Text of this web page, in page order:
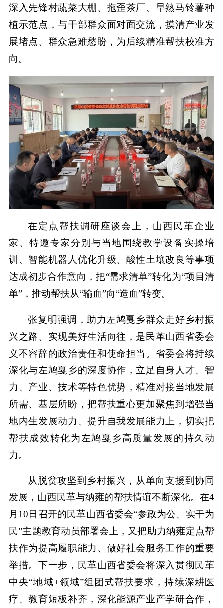
深入先锋村蔬菜大棚、拖歪茶厂、早熟马铃薯种
植示范点，与干部群众面对面交流，摸清产业发
展堵点、群众急难愁盼，为后续精准帮扶校准方
向。
在定点帮扶调研座谈会上，山西民革企业
家、特邀专家分别与当地围绕教学设备实操培
训、智能机器人优化升级、酸性土壤改良等事项
达成初步合作意向，把“需求清单”转化为“项目清
单”，推动帮扶从“输血”向“造血”转变。
张复明强调，助力左鸠戛乡群众走好乡村振
兴之路、实现美好生活向往，是民革山西省委会
义不容辞的政治责任和使命担当。省委会将持续
深化与左鸠戛乡的深度协作，立足自身人才、智
力、产业、技术等特色优势，精准对接当地发展
所需、基层所盼，把帮扶重心更加聚焦到增强当
地内生发展动力、提升自我发展能力上，切实把
帮扶成效转化为左鸠戛乡高质量发展的持久动
力。
从脱贫攻坚到乡村振兴，从单向支援到协同
发展，山西民革与纳雍的帮扶情谊不断深化。在4
月10日召开的民革山西省委会“参政为公、实干为
民”主题教育动员部署会上，又把助力纳雍定点帮
扶作为提高履职能力、做好社会服务工作的重要
举措。下一步，民革山西省委会将深入贯彻民革
中央“地域+领域”组团式帮扶要求，持续深耕医
疗、教育短板补齐，深化能源产业产学研合作，